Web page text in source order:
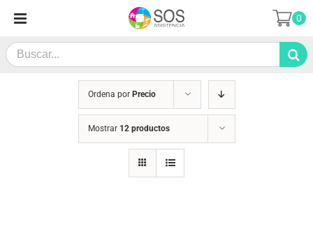
contenido
Search
for:
0
Ordena por Precio
Mostrar 12 productos